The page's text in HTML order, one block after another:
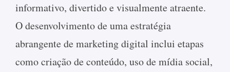
informativo, divertido e visualmente atraente.
O desenvolvimento de uma estratégia
abrangente de marketing digital inclui etapas
como criação de conteúdo, uso de mídia social,